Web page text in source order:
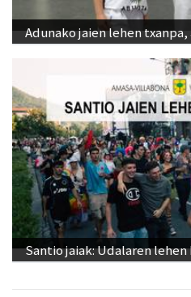
Adunako jaien lehen
Santio jaiak: Udalaren